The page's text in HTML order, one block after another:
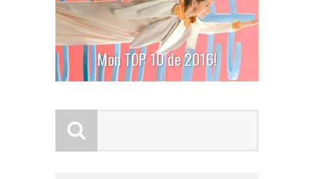
Mon TOP 10 de 2016!